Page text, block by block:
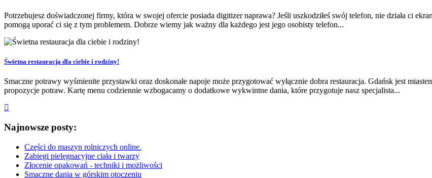
Potrzebujesz doświadczonej firmy, która w swojej ofercie posiada digitizer naprawa? Jeśli uszkodziłeś swój telefon, nie działa ci
pomogą uporać ci się z tym problemem. Dobrze wiemy jak ważny dla każdego jest jego osobisty telefon...
Świetna restauracja dla ciebie i rodziny!
Smaczne potrawy wyśmienite przystawki oraz doskonałe napoje może przygotować wyłącznie dobra restauracja. Gdańsk jest
propozycje potraw. Kartę menu codziennie wzbogacamy o dodatkowe wykwintne dania, które przygotuje nasz specjalista...
Najnowsze posty:
Części do maszyn rolniczych online.
Zabiegi pielęgnacyjne ciała i twarzy
Złocenie opakowań - techniki i możliwości
Smaczne dania w górskim otoczeniu